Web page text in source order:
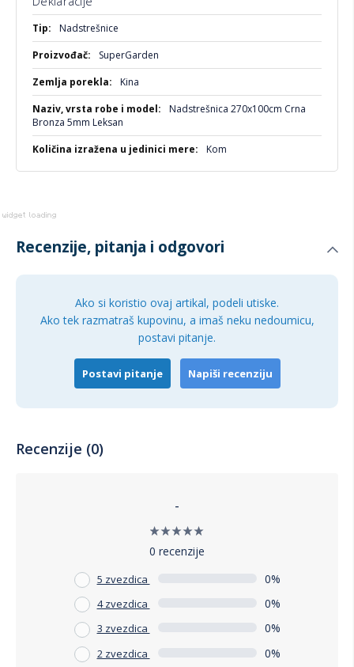
Više
informacija
Nadstrešnice
SuperGarden
Kina
Nadstrešnica 270x100cm Crna
Bronza 5mm Leksan
Kom
Recenzije, pitanja i odgovori
Ako si koristio ovaj artikal, podeli utiske.
Ako tek razmatraš kupovinu, a imaš neku nedoumicu,
postavi pitanje.
Postavi pitanje Napiši recenziju
Recenzije (0)
-
0 recenzije
5 zvezdica 0%
4 zvezdica 0%
3 zvezdica 0%
2 zvezdica 0%